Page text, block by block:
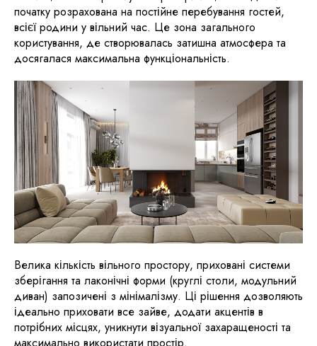
початку розрахована на постійне перебування гостей,
всієї родини у вільний час. Це зона загального
користування, де створювалась затишна атмосфера та
досягалася максимальна функціональність.
Велика кількість вільного простору, приховані системи
зберігання та лаконічні форми (круглі столи, модульний
диван) запозичені з мінімалізму. Ці рішення дозволяють
ідеально приховати все зайве, додати акцентів в
потрібних місцях, уникнути візуальної захаращеності та
максимально використати простір.